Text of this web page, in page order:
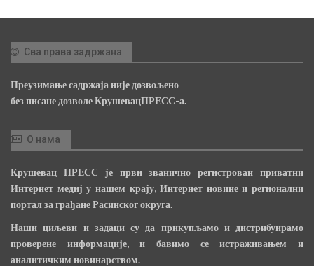
Сва права задржана
Преузимање садржаја није дозвољено
без писане дозволе КрушевацПРЕСС-а.
О нама
Крушевац ПРЕСС је први званично регистрован приватни
Интернет медиј у нашем крају, Интернет новине и регионални
портал за грађане Расинског округа.
Наши циљеви и задаци су да прикупљамо и дистрибуирамо
проверене информације, и бавимо се истраживањем и
аналитичким новинарством.